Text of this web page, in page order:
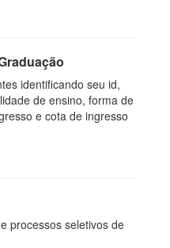
identificando seu id,
de ensino, forma de
e cota de ingresso
processos seletivos de